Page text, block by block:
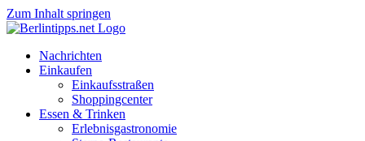
Zum Inhalt springen
Nachrichten
Einkaufen
Einkaufsstraßen
Shoppingcenter
Essen & Trinken
Erlebnisgastronomie